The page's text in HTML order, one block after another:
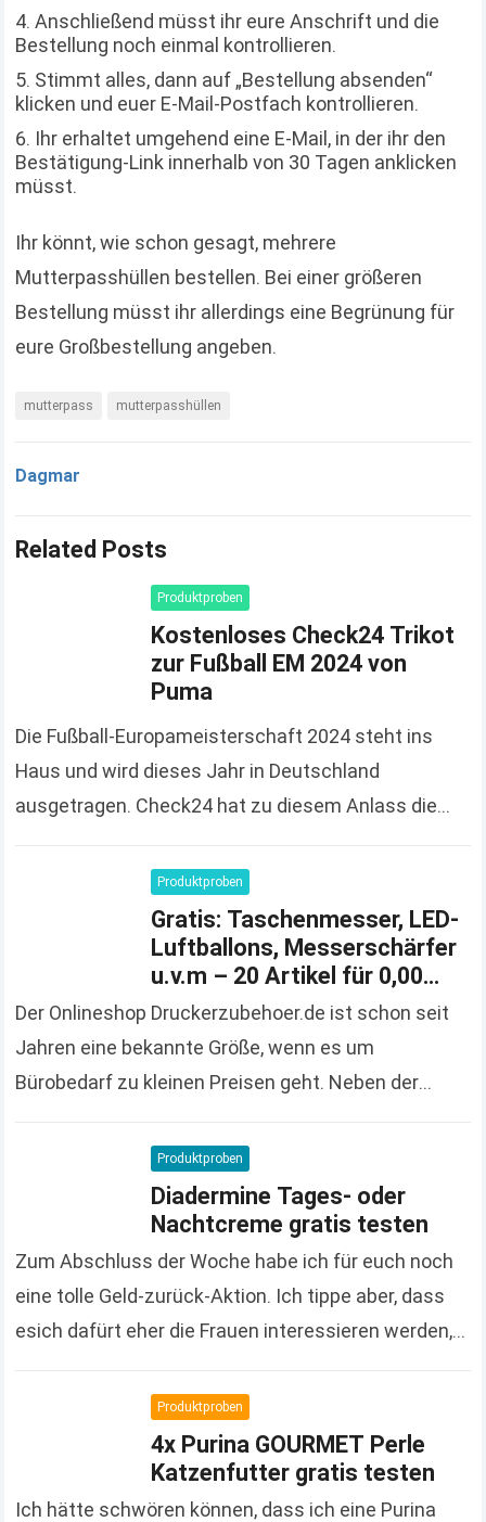
Anschließend müsst ihr eure Anschrift und die
Bestellung noch einmal kontrollieren.
Stimmt alles, dann auf „Bestellung absenden“
klicken und euer E-Mail-Postfach kontrollieren.
Ihr erhaltet umgehend eine E-Mail, in der ihr den
Bestätigung-Link innerhalb von 30 Tagen anklicken
müsst.
Ihr könnt, wie schon gesagt, mehrere
Mutterpasshüllen bestellen. Bei einer größeren
Bestellung müsst ihr allerdings eine Begrünung für
eure Großbestellung angeben.
mutterpass mutterpasshüllen
Dagmar
Related Posts
Produktproben
Kostenloses Check24 Trikot
zur Fußball EM 2024 von
Puma
Die Fußball-Europameisterschaft 2024 steht ins
Haus und wird dieses Jahr in Deutschland
ausgetragen. Check24 hat zu diesem Anlass die
solange der Vorrat reicht und 100%…
Produktproben
Gratis: Taschenmesser, LED-
Luftballons, Messerschärfer
u.v.m – 20 Artikel für 0,00
Euro bestellen
Der Onlineshop Druckerzubehoer.de ist schon seit
Jahren eine bekannte Größe, wenn es um
Bürobedarf zu kleinen Preisen geht. Neben der
Onlineshop auch immer wieder…
Produktproben
Diadermine Tages- oder
Nachtcreme gratis testen
Zum Abschluss der Woche habe ich für euch noch
eine tolle Geld-zurück-Aktion. Ich tippe aber, dass
esich dafürt eher die Frauen interessieren werden,
Produktproben
4x Purina GOURMET Perle
Katzenfutter gratis testen
Ich hätte schwören können, dass ich eine Purina